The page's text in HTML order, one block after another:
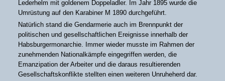
Lederhelm mit goldenem Doppeladler. Im Jahr 1895 wurde die
Umrüstung auf den Karabiner M 1890 durchgeführt.
Natürlich stand die Gendarmerie auch im Brennpunkt der
politischen und gesellschaftlichen Ereignisse innerhalb der
Habsburgermonarchie. Immer wieder musste im Rahmen der
zunehmenden Nationalkämpfe eingegriffen werden, die
Emanzipation der Arbeiter und die daraus resultierenden
Gesellschaftskonflikte stellten einen weiteren Unruheherd dar.